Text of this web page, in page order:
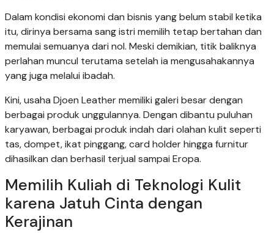
Dalam kondisi ekonomi dan bisnis yang belum stabil ketika
itu, dirinya bersama sang istri memilih tetap bertahan dan
memulai semuanya dari nol. Meski demikian, titik baliknya
perlahan muncul terutama setelah ia mengusahakannya
yang juga melalui ibadah.
Kini, usaha Djoen Leather memiliki galeri besar dengan
berbagai produk unggulannya. Dengan dibantu puluhan
karyawan, berbagai produk indah dari olahan kulit seperti
tas, dompet, ikat pinggang, card holder hingga furnitur
dihasilkan dan berhasil terjual sampai Eropa.
Memilih Kuliah di Teknologi Kulit
karena Jatuh Cinta dengan
Kerajinan